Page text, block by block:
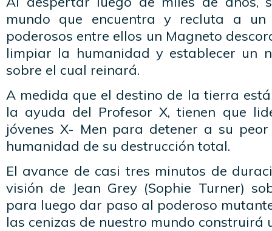
mundo que encuentra y recluta a
poderosos entre ellos un Magneto
limpiar la humanidad y establecer un
sobre el cual reinará.
A medida que el destino de la tierra está
la ayuda del Profesor X, tienen que
jóvenes X- Men para detener a su
humanidad de su destrucción total.
El avance de casi tres minutos de
visión de Jean Grey (Sophie Turner)
para luego dar paso al poderoso
las cenizas de nuestro mundo construirá